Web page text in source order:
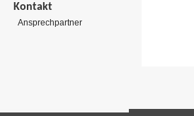
Kontakt
Ansprechpartner